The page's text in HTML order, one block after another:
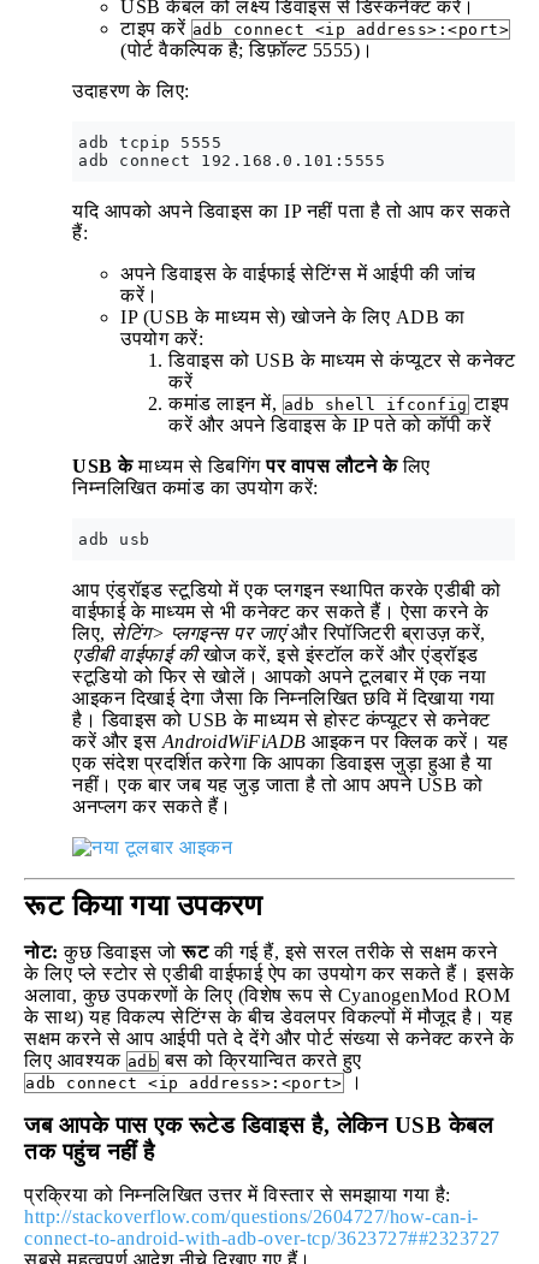
USB केबल को लक्ष्य डिवाइस से डिस्कनेक्ट करें।
टाइप करें adb connect <ip address>:<port>
(पोर्ट वैकल्पिक है; डिफ़ॉल्ट 5555)।
उदाहरण के लिए:
adb tcpip 5555
यदि आपको अपने डिवाइस का IP नहीं पता है तो आप कर सकते
हैं:
अपने डिवाइस के वाईफाई सेटिंग्स में आईपी की जांच
करें।
IP (USB के माध्यम से) खोजने के लिए ADB का
उपयोग करें:
डिवाइस को USB के माध्यम से कंप्यूटर से कनेक्ट
करें
कमांड लाइन में, adb shell ifconfig टाइप
करें और अपने डिवाइस के IP पते को कॉपी करें
USB केमाध्यम से डिबगिंगपर वापस लौटने केलिए
निम्नलिखित कमांड का उपयोग करें:
आप एंड्रॉइड स्टूडियो में एक प्लगइन स्थापित करके एडीबी को
वाईफाई के माध्यम से भी कनेक्ट कर सकते हैं। ऐसा करने के
लिए, सेटिंग> प्लगइन्स पर जाएंऔर रिपॉजिटरी ब्राउज़ करें,
एडीबी वाईफाई कीखोज करें, इसे इंस्टॉल करें और एंड्रॉइड
स्टूडियो को फिर से खोलें। आपको अपने टूलबार में एक नया
आइकन दिखाई देगा जैसा कि निम्नलिखित छवि में दिखाया गया
है। डिवाइस को USB के माध्यम से होस्ट कंप्यूटर से कनेक्ट
करें और इस AndroidWiFiADB आइकन पर क्लिक करें। यह
एक संदेश प्रदर्शित करेगा कि आपका डिवाइस जुड़ा हुआ है या
नहीं। एक बार जब यह जुड़ जाता है तो आप अपने USB को
अनप्लग कर सकते हैं।
रूट किया गया उपकरण
नोट: कुछ डिवाइस जोरूटकी गई हैं, इसे सरल तरीके से सक्षम करने
के लिए प्ले स्टोर से एडीबी वाईफाई ऐप का उपयोग कर सकते हैं। इसके
अलावा, कुछ उपकरणों के लिए (विशेष रूप से CyanogenMod ROM
के साथ) यह विकल्प सेटिंग्स के बीच डेवलपर विकल्पों में मौजूद है। यह
सक्षम करने से आप आईपी पते दे देंगे और पोर्ट संख्या से कनेक्ट करने के
लिए आवश्यक adb बस को क्रियान्वित करते हुए
adb connect <ip address>:<port> ।
जब आपके पास एक रूटेड डिवाइस है, लेकिन USB केबल
तक पहुंच नहीं है
प्रक्रिया को निम्नलिखित उत्तर में विस्तार से समझाया गया है:
http://stackoverflow.com/questions/2604727/how-can-i-
connect-to-android-with-adb-over-tcp/3623727##2323727
सबसे महत्वपूर्ण आदेश नीचे दिखाए गए हैं।